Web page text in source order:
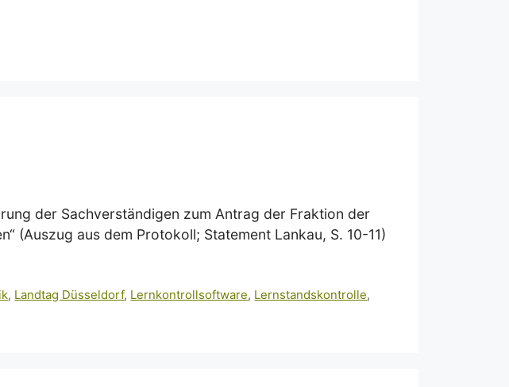
der Sachverständigen zum Antrag der Fraktion der
(Auszug aus dem Protokoll; Statement Lankau, S. 10-11)
, Landtag Düsseldorf, Lernkontrollsoftware, Lernstandskontrolle,